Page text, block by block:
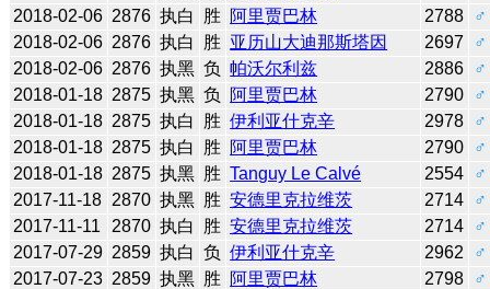
2018-02-06 2876 执白 胜 阿里贾巴林 2788
♂
2018-02-06 2876 执白 胜 亚历山大迪那斯塔因 2697
♂
2018-02-06 2876 执黑 负 帕沃尔利兹 2886
♂
2018-01-18 2875 执黑 负 阿里贾巴林 2790
♂
2018-01-18 2875 执白 胜 伊利亚什克辛 2978
♂
2018-01-18 2875 执白 胜 阿里贾巴林 2790
♂
2018-01-18 2875 执黑 胜 Tanguy Le Calvé 2554
♂
2017-11-18 2870 执黑 胜 安德里克拉维茨 2714
♂
2017-11-11
2870 执白 胜 安德里克拉维茨 2714
♂
2017-07-29 2859 执白 负 伊利亚什克辛 2962
♂
2017-07-23 2859 执黑 胜 阿里贾巴林 2798
♂